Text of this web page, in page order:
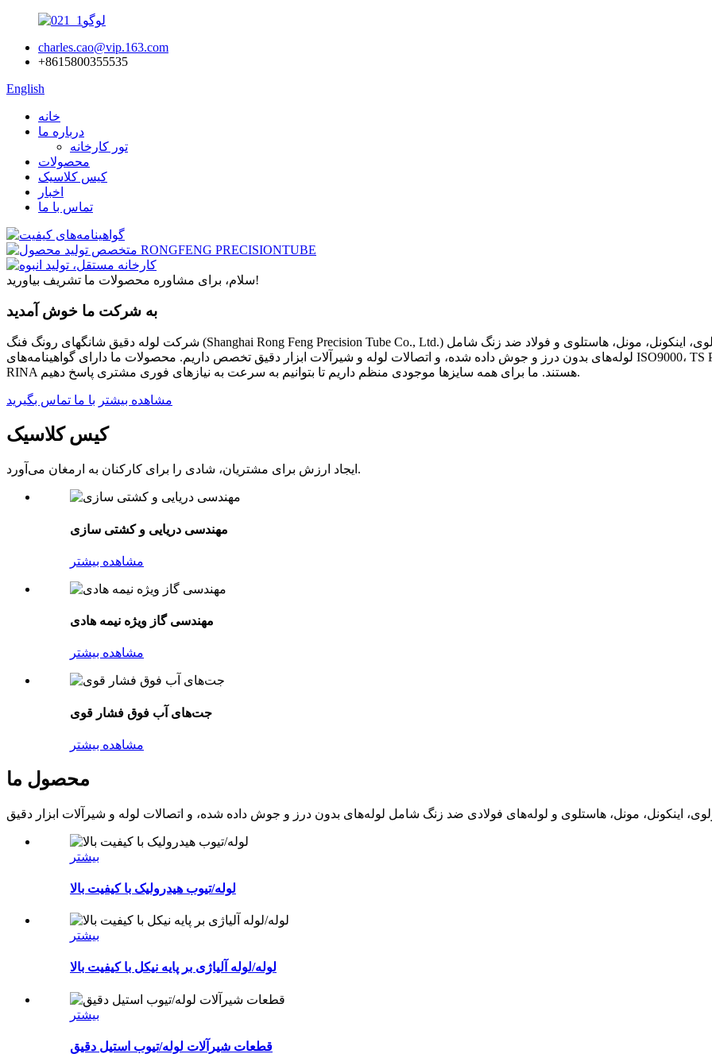
charles.cao@vip.163.com
‎+8615800355535‎
English
خانه
درباره ما
تور کارخانه
محصولات
کیس کلاسیک
اخبار
تماس با ما
سلام، برای مشاوره محصولات ما تشریف بیاورید!
به شرکت ما خوش آمدید
شرکت لوله دقیق شانگهای رونگ فنگ (Shanghai Rong Feng Precision Tube Co., Ltd.) از شانگهای چین است. ما در تولید انواع لوله‌های آلیاژ نیکل، اینکولوی، اینکونل، مونل، هاستلوی و فولاد ضد زنگ شامل
لوله‌های بدون درز و جوش داده شده، و اتصالات لوله و شیرآلات ابزار دقیق تخصص داریم. محصولات ما دارای گواهینامه‌های ISO9000، TS PED، NORSOKM650، ABS، BV، CCS، DNVGL، KR، KR، RS،
RINA هستند. ما برای همه سایزها موجودی منظم داریم تا بتوانیم به سرعت به نیازهای فوری مشتری پاسخ دهیم.
مشاهده بیشتر با ما تماس بگیرید
کیس کلاسیک
ایجاد ارزش برای مشتریان، شادی را برای کارکنان به ارمغان می‌آورد.
مهندسی دریایی و کشتی سازی
مشاهده بیشتر
مهندسی گاز ویژه نیمه هادی
مشاهده بیشتر
جت‌های آب فوق فشار قوی
مشاهده بیشتر
محصول ما
بیشتر
لوله/تیوب هیدرولیک با کیفیت بالا
بیشتر
لوله/لوله آلیاژی بر پایه نیکل با کیفیت بالا
بیشتر
قطعات شیرآلات لوله/تیوب استیل دقیق